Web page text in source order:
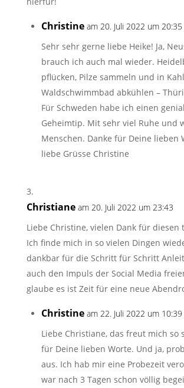
Christine am 20. Juli 2022 um 20:35
Sehr sehr gerne liebe Heike! Ja,
brauch ich auch mal wieder.
pflücken, Pilze sammeln und in
Waldschwimmbad abkühlen –
Für Schweden habe ich einen
Geheimtip. Mit sehr viel Ruhe und
Menschen. Danke für Deine lieben
liebe Grüsse Christine
Christiane am 20. Juli 2022 um 23:43
Liebe Christine, vielen Dank für diesen
Ich finde mich in so vielen Dingen
dankbar für die Schritt für Schritt
auch den Impuls der Social Media
glaube es ist Zeit für eine neue
Christine am 22. Juli 2022 um 10:39
Liebe Christiane, das freut mich so
für Deine lieben Worte. Und ja,
aus. Ich hab mir eine Probezeit
war nach 3 Tagen schon völlig